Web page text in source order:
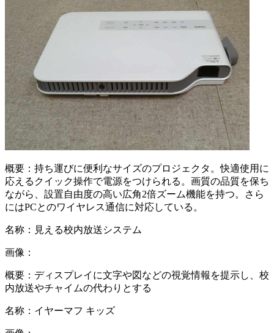
概要： 持ち運びに便利なサイズのプロジェクタ。快適使用に
応えるクイック操作で電源をつけられる。画質の品質を保ち
ながら、設置自由度の高い広角2倍ズーム機能を持つ。さら
にはPCとのワイヤレス通信に対応している。
名称： 見える校内放送システム
画像：
概要： ディスプレイに文字や図などの視覚情報を提示し、校
内放送やチャイムの代わりとする
名称： イヤーマフ キッズ